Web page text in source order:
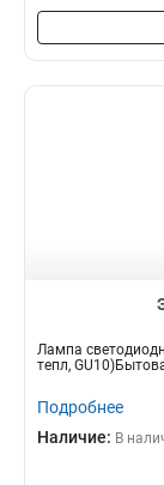
Лампа
тепл,
Подробнее
Наличие: В